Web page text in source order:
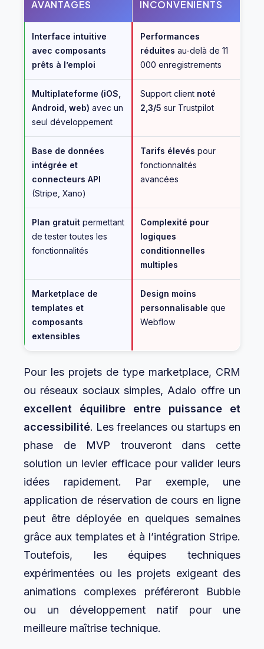
AVANTAGES INCONVÉNIENTS
Interface intuitive
avec composants
prêts à l’emploi
Performances
réduites au-delà de 11
000 enregistrements
Multiplateforme (iOS,
Android, web) avec un
seul développement
Support client noté
2,3/5 sur Trustpilot
Base de données
intégrée et
connecteurs API
(Stripe, Xano)
Tarifs élevés pour
fonctionnalités
avancées
Plan gratuit permettant
de tester toutes les
fonctionnalités
Complexité pour
logiques
conditionnelles
multiples
Marketplace de
templates et
composants
extensibles
Design moins
personnalisable que
Webflow
Pour les projets de type marketplace, CRM
ou réseaux sociaux simples, Adalo offre un
excellent équilibre entre puissance et
accessibilité. Les freelances ou startups en
phase de MVP trouveront dans cette
solution un levier efficace pour valider leurs
idées rapidement. Par exemple, une
application de réservation de cours en ligne
peut être déployée en quelques semaines
grâce aux templates et à l’intégration Stripe.
Toutefois, les équipes techniques
expérimentées ou les projets exigeant des
animations complexes préféreront Bubble
ou un développement natif pour une
meilleure maîtrise technique.